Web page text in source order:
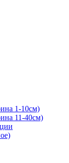
1-10см)
11-40см)